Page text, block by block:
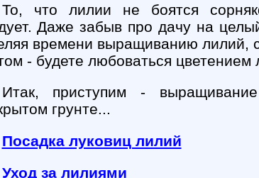
То, что лилии не боятся
Даже забыв про дачу на
времени выращиванию лилий,
- будете любоваться цветением
Итак, приступим -
грунте...
Посадка луковиц лилий
Уход за лилиями